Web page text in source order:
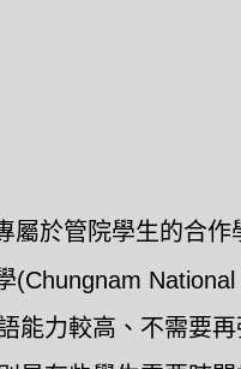
於管院學生的合作
National
能力較高、不需要再